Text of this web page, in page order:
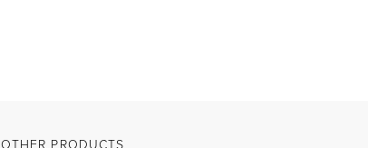
OTHER PRODUCTS